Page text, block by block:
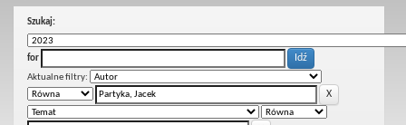
Szukaj:
for
Aktualne filtry: